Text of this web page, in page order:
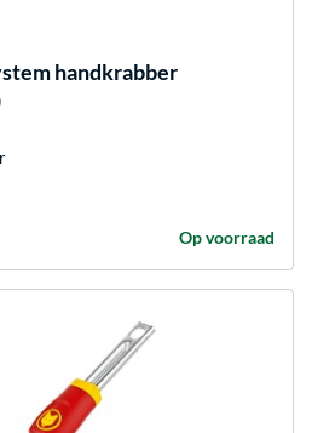
handkrabber
Op voorraad